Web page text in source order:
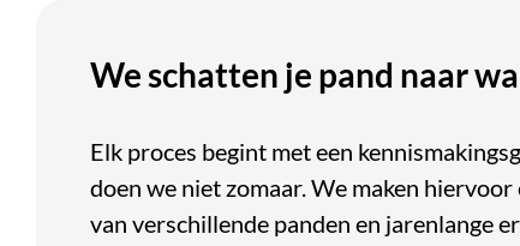
We schatten je pand naar
Elk proces begint met een
doen we niet zomaar. We maken
van verschillende panden en jarenlange